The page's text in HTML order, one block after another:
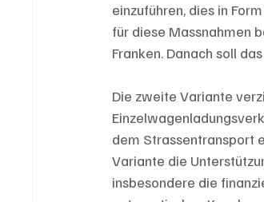
einzuführen, dies in
für diese Massnahmen
Franken. Danach soll
Die zweite Variante
dem Strassentransport
Variante die
insbesondere die